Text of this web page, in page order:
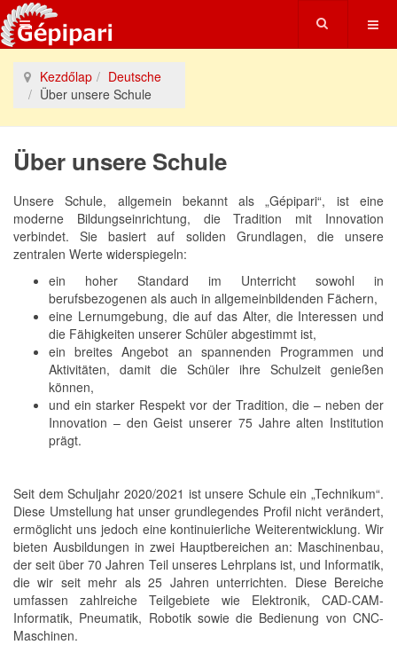
Kezdőlap
Deutsche
Über unsere Schule
Über unsere Schule
Unsere Schule, allgemein bekannt als „Gépipari“, ist eine
moderne Bildungseinrichtung, die Tradition mit Innovation
verbindet. Sie basiert auf soliden Grundlagen, die unsere
zentralen Werte widerspiegeln:
ein hoher Standard im Unterricht sowohl in
berufsbezogenen als auch in allgemeinbildenden Fächern,
eine Lernumgebung, die auf das Alter, die Interessen und
die Fähigkeiten unserer Schüler abgestimmt ist,
ein breites Angebot an spannenden Programmen und
Aktivitäten, damit die Schüler ihre Schulzeit genießen
können,
und ein starker Respekt vor der Tradition, die – neben der
Innovation – den Geist unserer 75 Jahre alten Institution
prägt.
Seit dem Schuljahr 2020/2021 ist unsere Schule ein „Technikum“.
Diese Umstellung hat unser grundlegendes Profil nicht verändert,
ermöglicht uns jedoch eine kontinuierliche Weiterentwicklung. Wir
bieten Ausbildungen in zwei Hauptbereichen an: Maschinenbau,
der seit über 70 Jahren Teil unseres Lehrplans ist, und Informatik,
die wir seit mehr als 25 Jahren unterrichten. Diese Bereiche
umfassen zahlreiche Teilgebiete wie Elektronik, CAD-CAM-
Informatik, Pneumatik, Robotik sowie die Bedienung von CNC-
Maschinen.